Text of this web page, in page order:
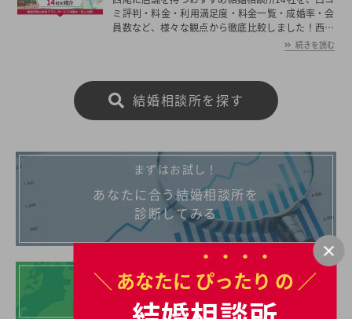
ミ評判・料金・利用満足度・料金一覧・成婚率・会
員数など、様々な観点から徹底比較しました！西尾
の平均初婚年齢は、男性が30.2歳、女性が28.3歳と
男女共に日本全国の平均初婚年齢と比べ低い。あな
で見つけたいとお考えの方は是非ご覧ください。
続きを読む
結婚相談所を探す
まずはお試し！
あなたに合う結婚相談所を
診断してみる
地域別の結婚相談所
＼ あなたに ぴったり の ／